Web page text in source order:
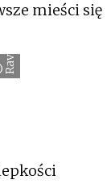
mieści się
Ravenol